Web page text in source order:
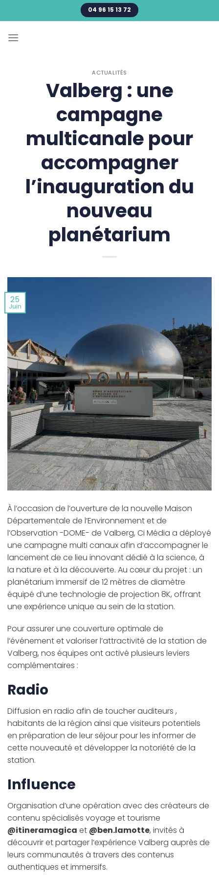
au
04 96 15 13 72
ACTUALITÉS
Valberg : une
campagne
multicanale pour
accompagner
l’inauguration du
nouveau
planétarium
25
Juin
À l’occasion de l’ouverture de la nouvelle Maison
Départementale de l’Environnement et de
l’Observation -DOME- de Valberg, Ci Média a déployé
une campagne multi canaux afin d’accompagner le
lancement de ce lieu innovant dédié à la science, à
la nature et à la découverte. Au cœur du projet : un
planétarium immersif de 12 mètres de diamètre
équipé d’une technologie de projection 8K, offrant
une expérience unique au sein de la station.
Pour assurer une couverture optimale de
l’événement et valoriser l’attractivité de la station de
Valberg, nos équipes ont activé plusieurs leviers
complémentaires :
Radio
Diffusion en radio afin de toucher auditeurs ,
habitants de la région ainsi que visiteurs potentiels
en préparation de leur séjour pour les informer de
cette nouveauté et développer la notoriété de la
station.
Influence
Organisation d’une opération avec des créateurs de
contenu spécialisés voyage et tourisme
@itineramagica et @ben.lamotte, invités à
découvrir et partager l’expérience Valberg auprès de
leurs communautés à travers des contenus
authentiques et immersifs.